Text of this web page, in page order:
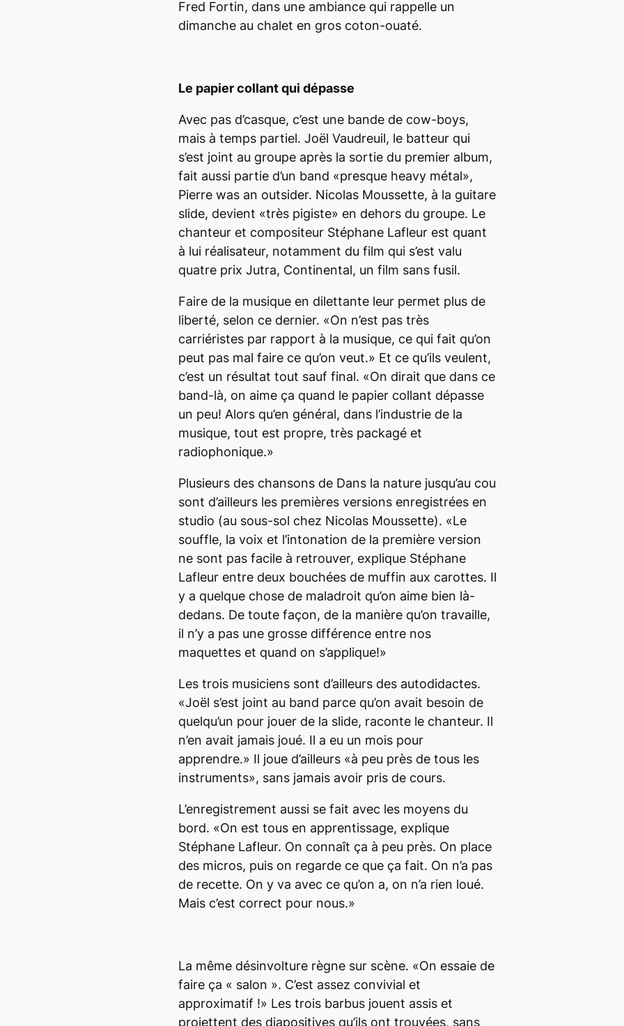
Fred Fortin, dans une ambiance qui rappelle un
dimanche au chalet en gros coton-ouaté.
Le papier collant qui dépasse
Avec pas d’casque, c’est une bande de cow-boys,
mais à temps partiel. Joël Vaudreuil, le batteur qui
s’est joint au groupe après la sortie du premier album,
fait aussi partie d’un band «presque heavy métal»,
Pierre was an outsider. Nicolas Moussette, à la guitare
slide, devient «très pigiste» en dehors du groupe. Le
chanteur et compositeur Stéphane Lafleur est quant
à lui réalisateur, notamment du film qui s’est valu
quatre prix Jutra, Continental, un film sans fusil.
Faire de la musique en dilettante leur permet plus de
liberté, selon ce dernier. «On n’est pas très
carriéristes par rapport à la musique, ce qui fait qu’on
peut pas mal faire ce qu’on veut.» Et ce qu’ils veulent,
c’est un résultat tout sauf final. «On dirait que dans ce
band-là, on aime ça quand le papier collant dépasse
un peu! Alors qu’en général, dans l’industrie de la
musique, tout est propre, très packagé et
radiophonique.»
Plusieurs des chansons de Dans la nature jusqu’au cou
sont d’ailleurs les premières versions enregistrées en
studio (au sous-sol chez Nicolas Moussette). «Le
souffle, la voix et l’intonation de la première version
ne sont pas facile à retrouver, explique Stéphane
Lafleur entre deux bouchées de muffin aux carottes. Il
y a quelque chose de maladroit qu’on aime bien là-
dedans. De toute façon, de la manière qu’on travaille,
il n’y a pas une grosse différence entre nos
maquettes et quand on s’applique!»
Les trois musiciens sont d’ailleurs des autodidactes.
«Joël s’est joint au band parce qu’on avait besoin de
quelqu’un pour jouer de la slide, raconte le chanteur. Il
n’en avait jamais joué. Il a eu un mois pour
apprendre.» Il joue d’ailleurs «à peu près de tous les
instruments», sans jamais avoir pris de cours.
L’enregistrement aussi se fait avec les moyens du
bord. «On est tous en apprentissage, explique
Stéphane Lafleur. On connaît ça à peu près. On place
des micros, puis on regarde ce que ça fait. On n’a pas
de recette. On y va avec ce qu’on a, on n’a rien loué.
Mais c’est correct pour nous.»
La même désinvolture règne sur scène. «On essaie de
faire ça « salon ». C’est assez convivial et
approximatif !» Les trois barbus jouent assis et
projettent des diapositives qu’ils ont trouvées, sans